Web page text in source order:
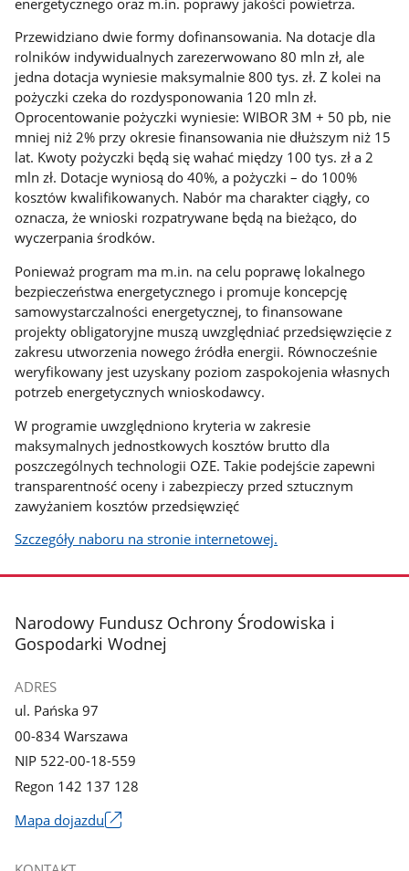
Przewidziano dwie formy dofinansowania. Na dotacje dla
rolników indywidualnych zarezerwowano 80 mln zł, ale
jedna dotacja wyniesie maksymalnie 800 tys. zł. Z kolei na
pożyczki czeka do rozdysponowania 120 mln zł.
Oprocentowanie pożyczki wyniesie: WIBOR 3M + 50 pb, nie
mniej niż 2% przy okresie finansowania nie dłuższym niż 15
lat. Kwoty pożyczki będą się wahać między 100 tys. zł a 2
mln zł. Dotacje wyniosą do 40%, a pożyczki – do 100%
kosztów kwalifikowanych. Nabór ma charakter ciągły, co
oznacza, że wnioski rozpatrywane będą na bieżąco, do
wyczerpania środków.
Ponieważ program ma m.in. na celu poprawę lokalnego
bezpieczeństwa energetycznego i promuje koncepcję
samowystarczalności energetycznej, to finansowane
projekty obligatoryjne muszą uwzględniać przedsięwzięcie z
zakresu utworzenia nowego źródła energii. Równocześnie
weryfikowany jest uzyskany poziom zaspokojenia własnych
potrzeb energetycznych wnioskodawcy.
W programie uwzględniono kryteria w zakresie
maksymalnych jednostkowych kosztów brutto dla
poszczególnych technologii OZE. Takie podejście zapewni
transparentność oceny i zabezpieczy przed sztucznym
zawyżaniem kosztów przedsięwzięć
Szczegóły naboru na stronie internetowej.
stopka
Narodowy Fundusz Ochrony Środowiska i
Gospodarki Wodnej
ADRES
ul. Pańska 97
00-834 Warszawa
NIP 522-00-18-559
Regon 142 137 128
Mapa dojazdu